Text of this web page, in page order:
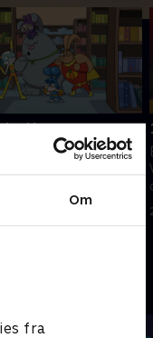
Om
fra
forsøger at skabe en
2026 • 21 min